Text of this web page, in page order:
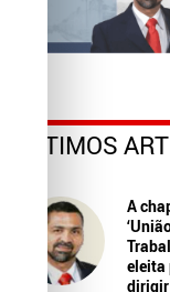
ÚLTIMOS
A
eleita
dirigir